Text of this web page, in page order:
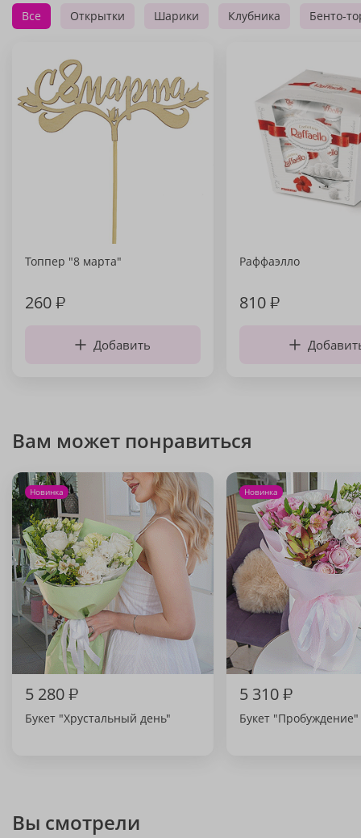
Все Открытки Шарики Клубника Бенто-
Топпер "8 марта"
260₽
Добавить
Раффаэлло
810₽
Вам может понравиться
Новинка
5 280₽
Букет "Хрустальный день"
Новинка
5 310₽
Букет "Пробуждение"
Вы смотрели